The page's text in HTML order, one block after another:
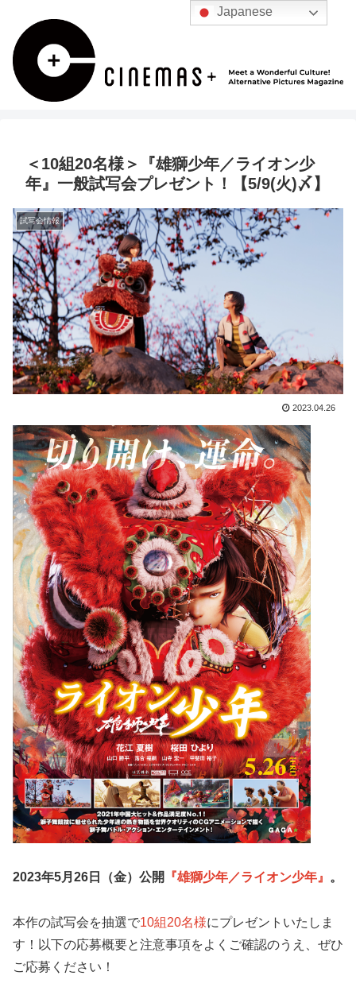
＜10組20名様＞『雄獅少年／ライオン少
年』一般試写会プレゼント！【5/9(火)〆】
試写会情報
2023.04.26
2023年5月26日（金）公開 『雄獅少年／ライオン少年』 。
本作の試写会を抽選で10組20名様にプレゼントいたしま
す！以下の応募概要と注意事項をよくご確認のうえ、ぜひ
ご応募ください！
Japanese